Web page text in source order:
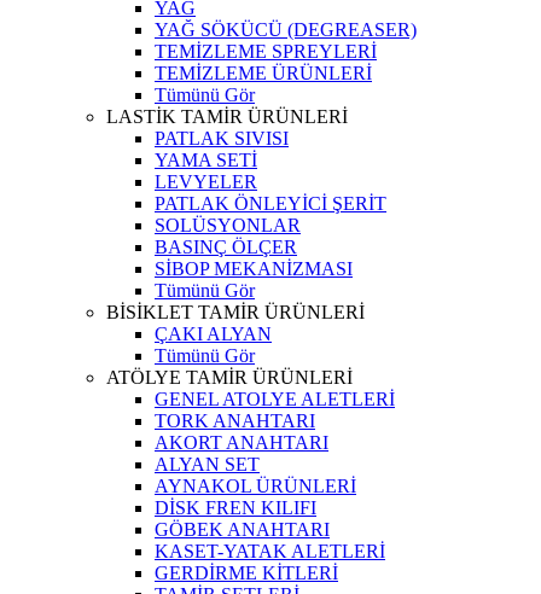
YAĞ
YAĞ SÖKÜCÜ (DEGREASER)
TEMİZLEME SPREYLERİ
TEMİZLEME ÜRÜNLERİ
Tümünü Gör
LASTİK TAMİR ÜRÜNLERİ
PATLAK SIVISI
YAMA SETİ
LEVYELER
PATLAK ÖNLEYİCİ ŞERİT
SOLÜSYONLAR
BASINÇ ÖLÇER
SİBOP MEKANİZMASI
Tümünü Gör
BİSİKLET TAMİR ÜRÜNLERİ
ÇAKI ALYAN
Tümünü Gör
ATÖLYE TAMİR ÜRÜNLERİ
GENEL ATOLYE ALETLERİ
TORK ANAHTARI
AKORT ANAHTARI
ALYAN SET
AYNAKOL ÜRÜNLERİ
DİSK FREN KILIFI
GÖBEK ANAHTARI
KASET-YATAK ALETLERİ
GERDİRME KİTLERİ